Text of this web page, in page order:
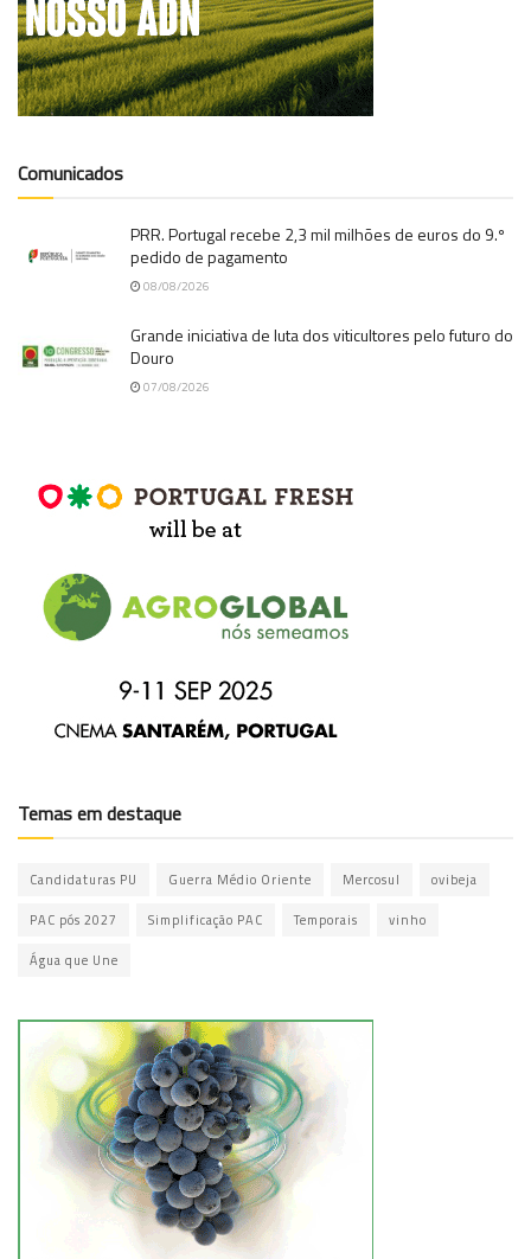
Comunicados
PRR. Portugal recebe 2,3 mil milhões de euros do 9.º
pedido de pagamento
08/08/2026
Grande iniciativa de luta dos viticultores pelo futuro do
Douro
07/08/2026
Temas em destaque
Candidaturas PU Guerra Médio Oriente Mercosul ovibeja
PAC pós 2027 Simplificação PAC Temporais vinho
Água que Une